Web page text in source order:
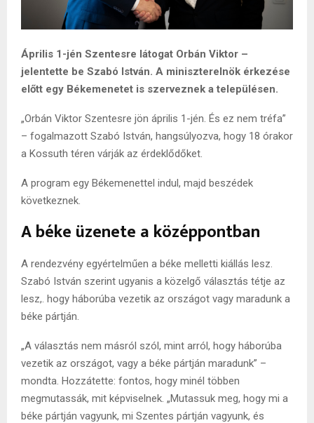
Április 1-jén Szentesre látogat Orbán Viktor –
jelentette be Szabó István. A miniszterelnök érkezése
előtt egy Békemenetet is szerveznek a településen.
„Orbán Viktor Szentesre jön április 1-jén. És ez nem tréfa”
– fogalmazott Szabó István, hangsúlyozva, hogy 18 órakor
a Kossuth téren várják az érdeklődőket.
A program egy Békemenettel indul, majd beszédek
következnek.
A béke üzenete a középpontban
A rendezvény egyértelműen a béke melletti kiállás lesz.
Szabó István szerint ugyanis a közelgő választás tétje az
lesz,. hogy háborúba vezetik az országot vagy maradunk a
béke pártján.
„A választás nem másról szól, mint arról, hogy háborúba
vezetik az országot, vagy a béke pártján maradunk” –
mondta. Hozzátette: fontos, hogy minél többen
megmutassák, mit képviselnek. „Mutassuk meg, hogy mi a
béke pártján vagyunk, mi Szentes pártján vagyunk, és